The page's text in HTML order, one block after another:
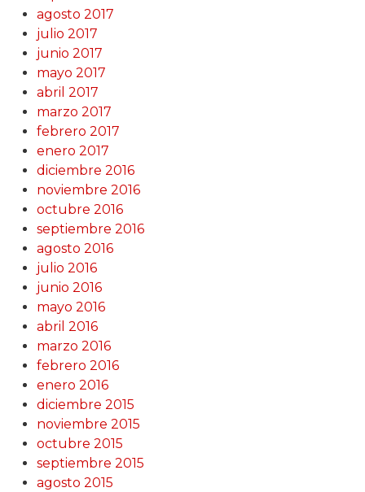
agosto 2017
julio 2017
junio 2017
mayo 2017
abril 2017
marzo 2017
febrero 2017
enero 2017
diciembre 2016
noviembre 2016
octubre 2016
septiembre 2016
agosto 2016
julio 2016
junio 2016
mayo 2016
abril 2016
marzo 2016
febrero 2016
enero 2016
diciembre 2015
noviembre 2015
octubre 2015
septiembre 2015
agosto 2015